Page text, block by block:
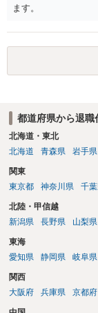
ます。
都道府県から退職
北海道・東北
北海道
青森県 岩手県
関東
東京都
神奈川県 千
北陸・甲信越
新潟県
長野県 山梨県
東海
愛知県
静岡県 岐阜県
関西
大阪府
兵庫県 京都府